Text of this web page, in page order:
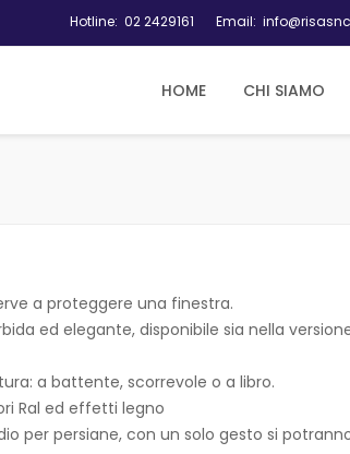
Hotline: 02 2429161 Email:
HOME CHI SIAMO
a proteggere una finestra.
ed elegante, disponibile sia nella
a battente, scorrevole o a libro.
Ral ed effetti legno
per persiane, con un solo gesto si